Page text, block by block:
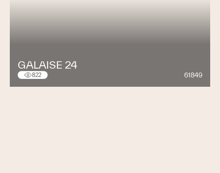
GALAISE 24
822 61849